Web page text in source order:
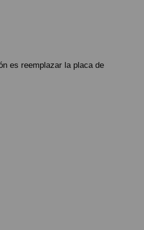
es reemplazar la placa de